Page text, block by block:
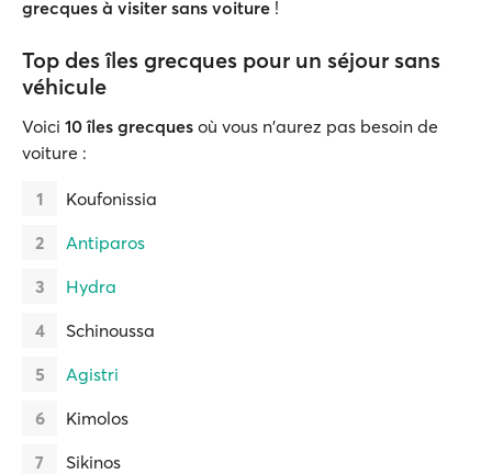
grecques à visiter sans voiture !
Top des îles grecques pour un séjour sans
véhicule
Voici 10 îles grecques où vous n'aurez pas besoin de
voiture :
Koufonissia
Antiparos
Hydra
Schinoussa
Agistri
Kimolos
Sikinos